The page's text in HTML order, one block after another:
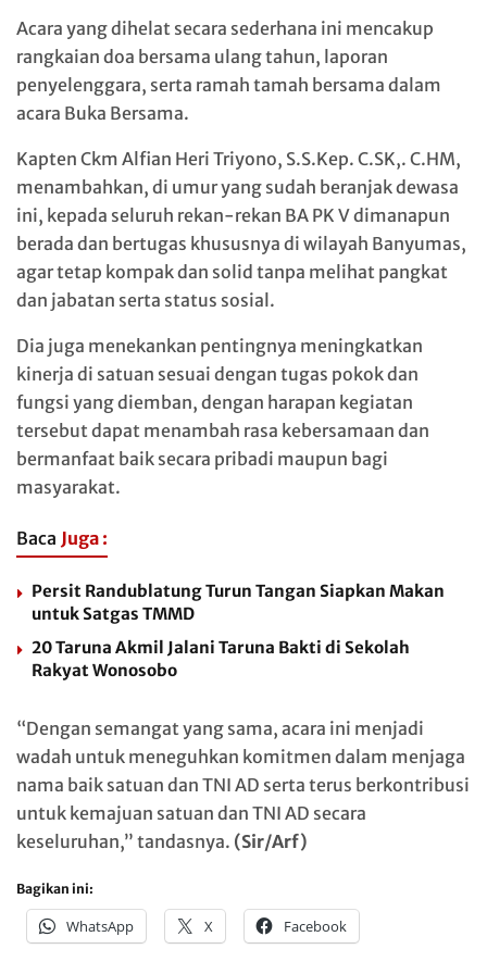
Acara yang dihelat secara sederhana ini mencakup
rangkaian doa bersama ulang tahun, laporan
penyelenggara, serta ramah tamah bersama dalam
acara Buka Bersama.
Kapten Ckm Alfian Heri Triyono, S.S.Kep. C.SK,. C.HM,
menambahkan, di umur yang sudah beranjak dewasa
ini, kepada seluruh rekan-rekan BA PK V dimanapun
berada dan bertugas khususnya di wilayah Banyumas,
agar tetap kompak dan solid tanpa melihat pangkat
dan jabatan serta status sosial.
Dia juga menekankan pentingnya meningkatkan
kinerja di satuan sesuai dengan tugas pokok dan
fungsi yang diemban, dengan harapan kegiatan
tersebut dapat menambah rasa kebersamaan dan
bermanfaat baik secara pribadi maupun bagi
masyarakat.
Baca Juga :
Persit Randublatung Turun Tangan Siapkan Makan
untuk Satgas TMMD
20 Taruna Akmil Jalani Taruna Bakti di Sekolah
Rakyat Wonosobo
“Dengan semangat yang sama, acara ini menjadi
wadah untuk meneguhkan komitmen dalam menjaga
nama baik satuan dan TNI AD serta terus berkontribusi
untuk kemajuan satuan dan TNI AD secara
keseluruhan,” tandasnya. (Sir/Arf)
Bagikan ini:
WhatsApp X Facebook